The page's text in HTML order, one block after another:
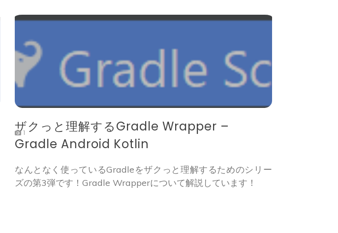
1
ザクっと理解するGradle Wrapper –
Gradle Android Kotlin
なんとなく使っているGradleをザクっと理解するためのシリー
ズの第3弾です！Gradle Wrapperについて解説しています！